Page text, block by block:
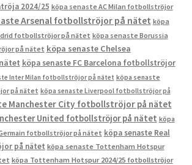
2024/25 köpa senaste AC Milan fotbollströjor
Arsenal fotbollströjor på nätet köpa
fotbollströjor på nätet köpa senaste Borussia
på nätet köpa senaste Chelsea
köpa senaste FC Barcelona fotbollströjor
Inter Milan fotbollströjor på nätet köpa senaste
på nätet köpa senaste Liverpool fotbollströjor på
Manchester City fotbollströjor på nätet
United fotbollströjor på nätet köpa
fotbollströjor på nätet köpa senaste Real
på nätet köpa senaste Tottenham Hotspur
köpa Tottenham Hotspur 2024/25 fotbollströjor